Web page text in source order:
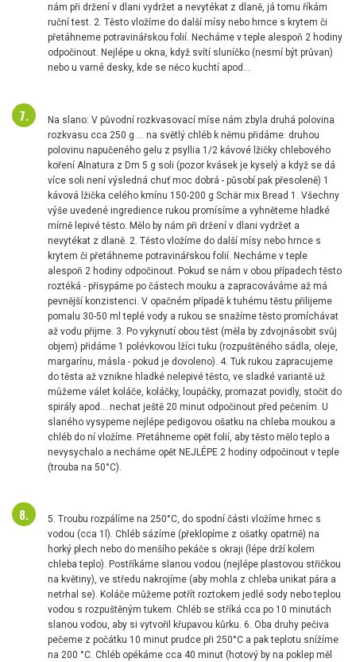
nám při držení v dlani vydržet a nevytékat z dlaně, já tomu říkám
ruční test. 2. Těsto vložíme do další mísy nebo hrnce s krytem či
přetáhneme potravinářskou folií. Necháme v teple alespoň 2 hodiny
odpočinout. Nejlépe u okna, když svítí sluníčko (nesmí být průvan)
nebo u varné desky, kde se něco kuchtí apod...
Na slano: V původní rozkvasovací míse nám zbyla druhá polovina
rozkvasu cca 250 g ... na světlý chléb k němu přidáme: druhou
polovinu napučeného gelu z psyllia 1/2 kávové lžičky chlebového
koření Alnatura z Dm 5 g soli (pozor kvásek je kyselý a když se dá
více soli není výsledná chuť moc dobrá - působí pak přesoleně) 1
kávová lžička celého kmínu 150-200 g Schär mix Bread 1. Všechny
výše uvedené ingredience rukou promísíme a vyhněteme hladké
mírně lepivé těsto. Mělo by nám při držení v dlani vydržet a
nevytékat z dlaně. 2. Těsto vložíme do další mísy nebo hrnce s
krytem či přetáhneme potravinářskou folií. Necháme v teple
alespoň 2 hodiny odpočinout. Pokud se nám v obou případech těsto
roztéká - přisypáme po částech mouku a zapracováváme až má
pevnější konzistenci. V opačném případě k tuhému těstu přilijeme
pomalu 30-50 ml teplé vody a rukou se snažíme těsto promíchávat
až vodu přijme. 3. Po vykynutí obou těst (měla by zdvojnásobit svůj
objem) přidáme 1 polévkovou lžíci tuku (rozpuštěného sádla, oleje,
margarínu, másla - pokud je dovoleno). 4. Tuk rukou zapracujeme
do těsta až vznikne hladké nelepivé těsto, ve sladké variantě už
můžeme válet koláče, koláčky, loupáčky, promazat povidly, stočit do
spirály apod... nechat ještě 20 minut odpočinout před pečením. U
slaného vysypeme nejlépe pedigovou ošatku na chleba moukou a
chléb do ní vložíme. Přetáhneme opět folií, aby těsto mělo teplo a
nevysychalo a necháme opět NEJLÉPE 2 hodiny odpočinout v teple
(trouba na 50°C).
5. Troubu rozpálíme na 250°C, do spodní části vložíme hrnec s
vodou (cca 1l). Chléb sázíme (překlopíme z ošatky opatrně) na
horký plech nebo do menšího pekáče s okraji (lépe drží kolem
chleba teplo). Postříkáme slanou vodou (nejlépe plastovou střičkou
na květiny), ve středu nakrojíme (aby mohla z chleba unikat pára a
netrhal se). Koláče můžeme potřít roztokem jedlé sody nebo teplou
vodou s rozpuštěným tukem. Chléb se stříká cca po 10 minutách
slanou vodou, aby si vytvořil křupavou kůrku. 6. Oba druhy pečiva
pečeme z počátku 10 minut prudce při 250°C a pak teplotu snížíme
na 200 °C. Chléb opékáme cca 40 minut (hotový by na poklep měl